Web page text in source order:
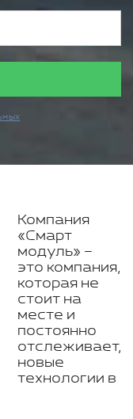
Компания
«Смарт
модуль» –
это компания,
которая не
стоит на
месте и
постоянно
отслеживает,
новые
технологии в